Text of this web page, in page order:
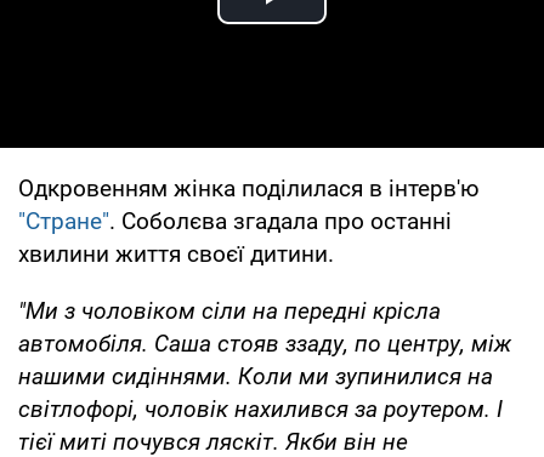
Play Video
Одкровенням жінка поділилася в інтерв'ю
"Стране". Соболєва згадала про останні
хвилини життя своєї дитини.
"Ми з чоловіком сіли на передні крісла
автомобіля. Саша стояв ззаду, по центру, між
нашими сидіннями. Коли ми зупинилися на
світлофорі, чоловік нахилився за роутером. І
тієї миті почувся ляскіт. Якби він не